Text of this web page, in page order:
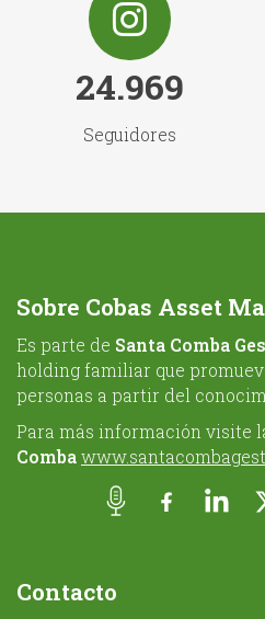
24.969
Seguidores
Sobre Cobas Asset
Es parte de Santa Comba
holding familiar que
personas a partir del
Para más información visite
Comba
Contacto